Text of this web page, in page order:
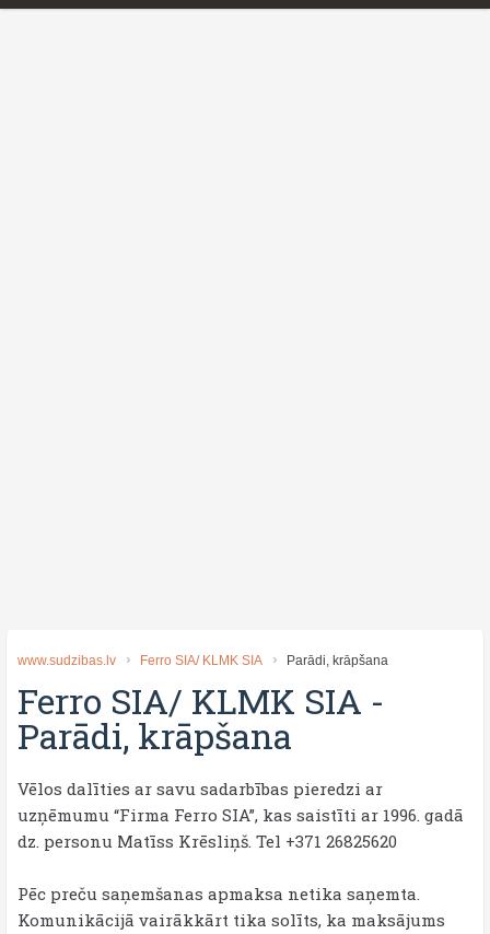
www.sudzibas.lv Ferro SIA/ KLMK SIA Parādi, krāpšana
Ferro SIA/ KLMK SIA -
Parādi, krāpšana
Vēlos dalīties ar savu sadarbības pieredzi ar
uzņēmumu “Firma Ferro SIA”, kas saistīti ar 1996. gadā
dz. personu Matīss Krēsliņš. Tel +371 26825620
Pēc preču saņemšanas apmaksa netika saņemta.
Komunikācijā vairākkārt tika solīts, ka maksājums